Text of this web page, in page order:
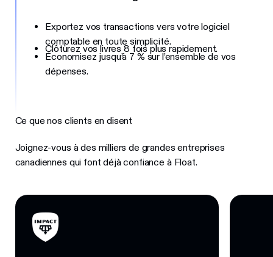
Exportez vos transactions vers votre logiciel
comptable en toute simplicité.
Clôturez vos livres 8 fois plus rapidement.
Économisez jusqu’à 7 % sur l’ensemble de vos
dépenses.
Ce que nos clients en disent
Joignez-vous à des milliers de grandes entreprises
canadiennes qui font déjà confiance à Float.